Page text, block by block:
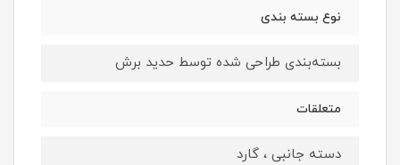
نوع بسته بندی
بسته‌بندی طراحی شده توسط حدید برش
متعلقات
دسته جانبی ، گارد